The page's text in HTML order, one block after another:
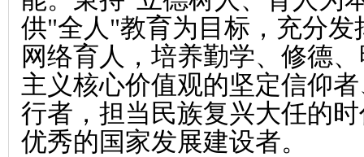
供"全人"教育为目标，充分
网络育人，培养勤学、修德
主义核心价值观的坚定信仰
行者，担当民族复兴大任的
优秀的国家发展建设者。